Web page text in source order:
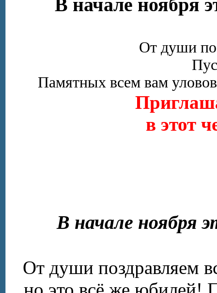
В начале ноября
От души
Памятных всем вам
в этот
В начале ноября
От души поздравляем